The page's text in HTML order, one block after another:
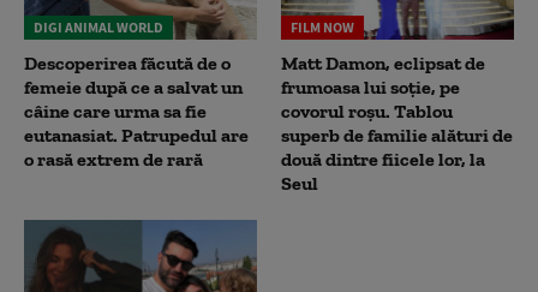
DIGI ANIMAL WORLD
Descoperirea făcută de o
femeie după ce a salvat un
câine care urma sa fie
eutanasiat. Patrupedul are
o rasă extrem de rară
FILM NOW
Matt Damon, eclipsat de
frumoasa lui soție, pe
covorul roșu. Tablou
superb de familie alături de
două dintre fiicele lor, la
Seul